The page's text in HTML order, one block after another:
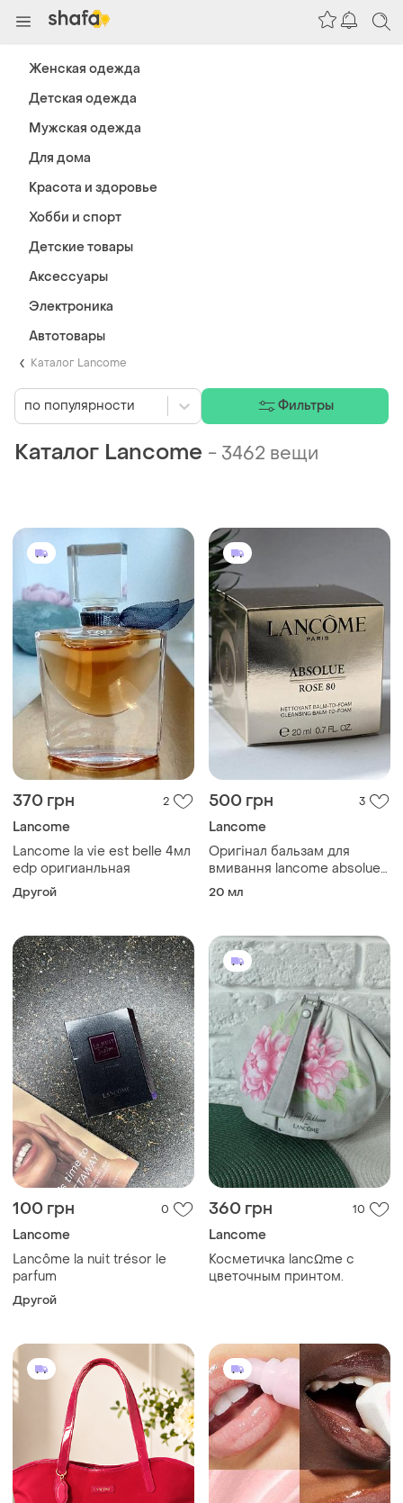
Каталог Lancome
Каталог Lancome - 3462 вещи
370 грн 2
Lancome
Lancome la vie est belle 4мл
edp оригианльная
Другой
500 грн 3
Lancome
Оригінал бальзам для
вмивання lancome absolue
rose 80 cleansing balm to
20 мл
100 грн 0
Lancome
Lancôme la nuit trésor le
parfum
Другой
360 грн 10
Lancome
Косметичка lancΩme с
цветочным принтом.
по популярности Фильтры
Женская одежда
Детская одежда
Мужская одежда
Для дома
Красота и здоровье
Хобби и спорт
Детские товары
Аксессуары
Электроника
Автотовары